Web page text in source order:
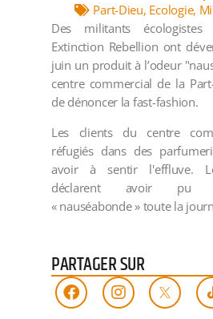
Part-Dieu, Ecologie,
Des militants
Extinction Rebellion ont
juin un produit à l’odeur
centre commercial de la
de dénoncer la fast-fashion.
Les clients du centre
réfugiés dans des
avoir à sentir l'effluve.
déclarent avoir pu
« nauséabonde » toute la
PARTAGER SUR